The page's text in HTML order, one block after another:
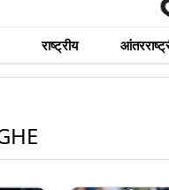
राष्ट्रीय